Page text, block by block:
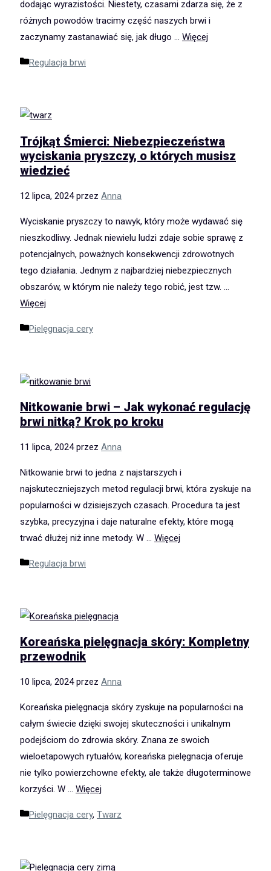
dodając wyrazistości. Niestety, czasami zdarza się, że z
różnych powodów tracimy część naszych brwi i
zaczynamy zastanawiać się, jak długo … Więcej
Kategorie
Regulacja brwi
Trójkąt Śmierci: Niebezpieczeństwa
wyciskania pryszczy, o których musisz
wiedzieć
12 lipca, 2024 przez Anna
Wyciskanie pryszczy to nawyk, który może wydawać się
nieszkodliwy. Jednak niewielu ludzi zdaje sobie sprawę z
potencjalnych, poważnych konsekwencji zdrowotnych
tego działania. Jednym z najbardziej niebezpiecznych
obszarów, w którym nie należy tego robić, jest tzw. …
Więcej
Kategorie
Pielęgnacja cery
Nitkowanie brwi – Jak wykonać regulację
brwi nitką? Krok po kroku
11 lipca, 2024 przez Anna
Nitkowanie brwi to jedna z najstarszych i
najskuteczniejszych metod regulacji brwi, która zyskuje na
popularności w dzisiejszych czasach. Procedura ta jest
szybka, precyzyjna i daje naturalne efekty, które mogą
trwać dłużej niż inne metody. W … Więcej
Kategorie
Regulacja brwi
Koreańska pielęgnacja skóry: Kompletny
przewodnik
10 lipca, 2024 przez Anna
Koreańska pielęgnacja skóry zyskuje na popularności na
całym świecie dzięki swojej skuteczności i unikalnym
podejściom do zdrowia skóry. Znana ze swoich
wieloetapowych rytuałów, koreańska pielęgnacja oferuje
nie tylko powierzchowne efekty, ale także długoterminowe
korzyści. W … Więcej
Kategorie
Pielęgnacja cery, Twarz